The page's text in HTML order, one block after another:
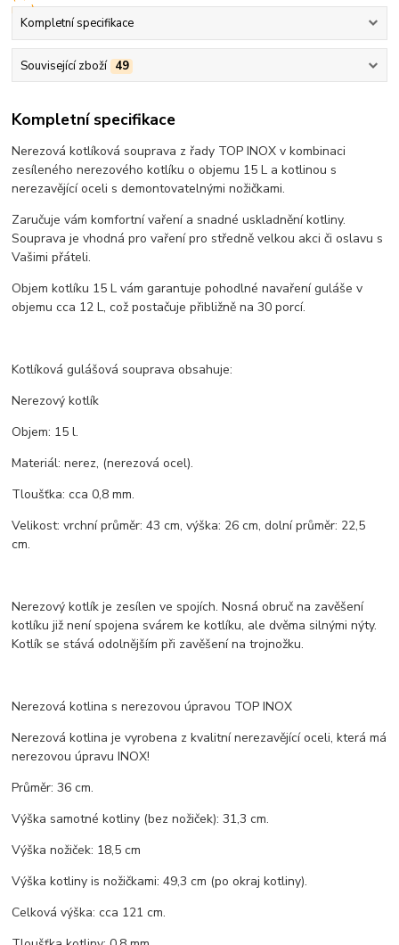
Kompletní specifikace
Související zboží 49
Kompletní specifikace
Nerezová kotlíková souprava z řady TOP INOX v kombinaci
zesíleného nerezového kotlíku o objemu 15 L a kotlinou s
nerezavějící oceli s demontovatelnými nožičkami.
Zaručuje vám komfortní vaření a snadné uskladnění kotliny.
Souprava je vhodná pro vaření pro středně velkou akci či oslavu s
Vašimi přáteli.
Objem kotlíku 15 L vám garantuje pohodlné navaření guláše v
objemu cca 12 L, což postačuje přibližně na 30 porcí.
Kotlíková gulášová souprava obsahuje:
Nerezový kotlík
Objem: 15 l.
Materiál: nerez, (nerezová ocel).
Tloušťka: cca 0,8 mm.
Velikost: vrchní průměr: 43 cm, výška: 26 cm, dolní průměr: 22,5
cm.
Nerezový kotlík je zesílen ve spojích. Nosná obruč na zavěšení
kotlíku již není spojena svárem ke kotlíku, ale dvěma silnými nýty.
Kotlík se stává odolnějším při zavěšení na trojnožku.
Nerezová kotlina s nerezovou úpravou TOP INOX
Nerezová kotlina je vyrobena z kvalitní nerezavějící oceli, která má
nerezovou úpravu INOX!
Průměr: 36 cm.
Výška samotné kotliny (bez nožiček): 31,3 cm.
Výška nožiček: 18,5 cm
Výška kotliny is nožičkami: 49,3 cm (po okraj kotliny).
Celková výška: cca 121 cm.